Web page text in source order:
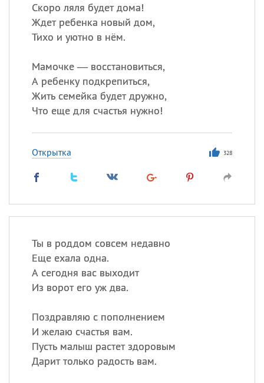
Скоро ляля будет дома!
Ждет ребенка новый дом,
Тихо и уютно в нём.
Мамочке — восстановиться,
А ребенку подкрепиться,
Жить семейка будет дружно,
Что еще для счастья нужно!
Открытка 328
Ты в роддом совсем недавно
Еще ехала одна.
А сегодня вас выходит
Из ворот его уж два.
Поздравляю с пополнением
И желаю счастья вам.
Пусть малыш растет здоровым
Дарит только радость вам.